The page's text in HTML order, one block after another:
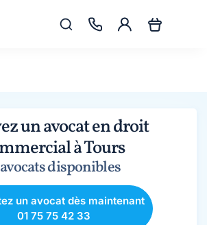
un avocat en droit
à Tours
avocats disponibles
un avocat dès maintenant
01 75 75 42 33